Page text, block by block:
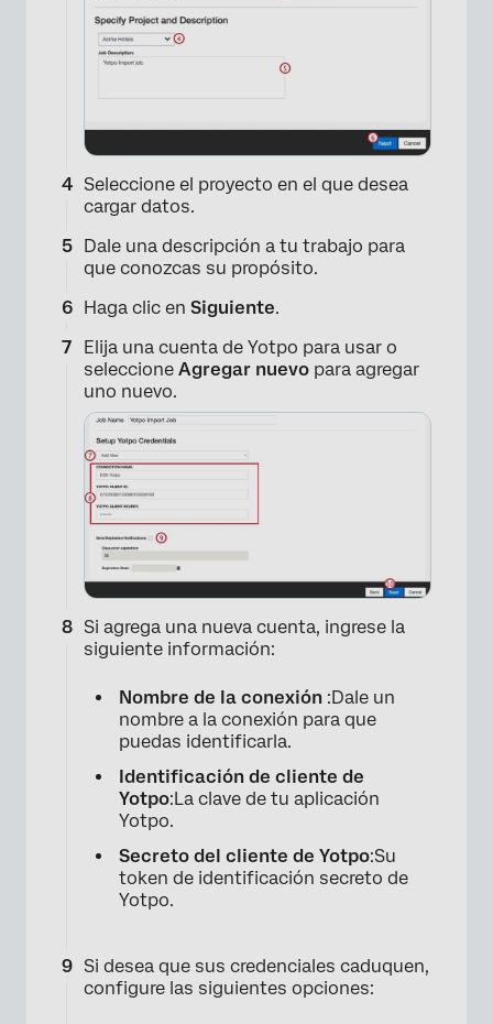
Seleccione el proyecto en el que desea
cargar datos.
Dale una descripción a tu trabajo para
que conozcas su propósito.
Haga clic en Siguiente.
Elija una cuenta de Yotpo para usar o
seleccione Agregar nuevo para agregar
uno nuevo.
Si agrega una nueva cuenta, ingrese la
siguiente información:
Nombre de la conexión :Dale un
nombre a la conexión para que
puedas identificarla.
Identificación de cliente de
Yotpo:La clave de tu aplicación
Yotpo.
Secreto del cliente de Yotpo:Su
token de identificación secreto de
Yotpo.
Si desea que sus credenciales caduquen,
configure las siguientes opciones: